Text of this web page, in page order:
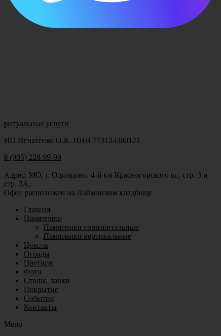
ритуальные услуги
ИП Игнатенко О.К. ИНН 773124380121
8 (905) 228-99-99
Адрес: МО, г. Одинцово, 4-й км Красногорского ш., стр. 3 и
стр. 3А.
Офис расположен на Лайковском кладбище
Главная
Памятники
Памятники горизонтальные
Памятники вертикальные
Цоколь
Ограды
Цветник
Фото
Столы, лавки
Покрытие
События
Контакты
Menu